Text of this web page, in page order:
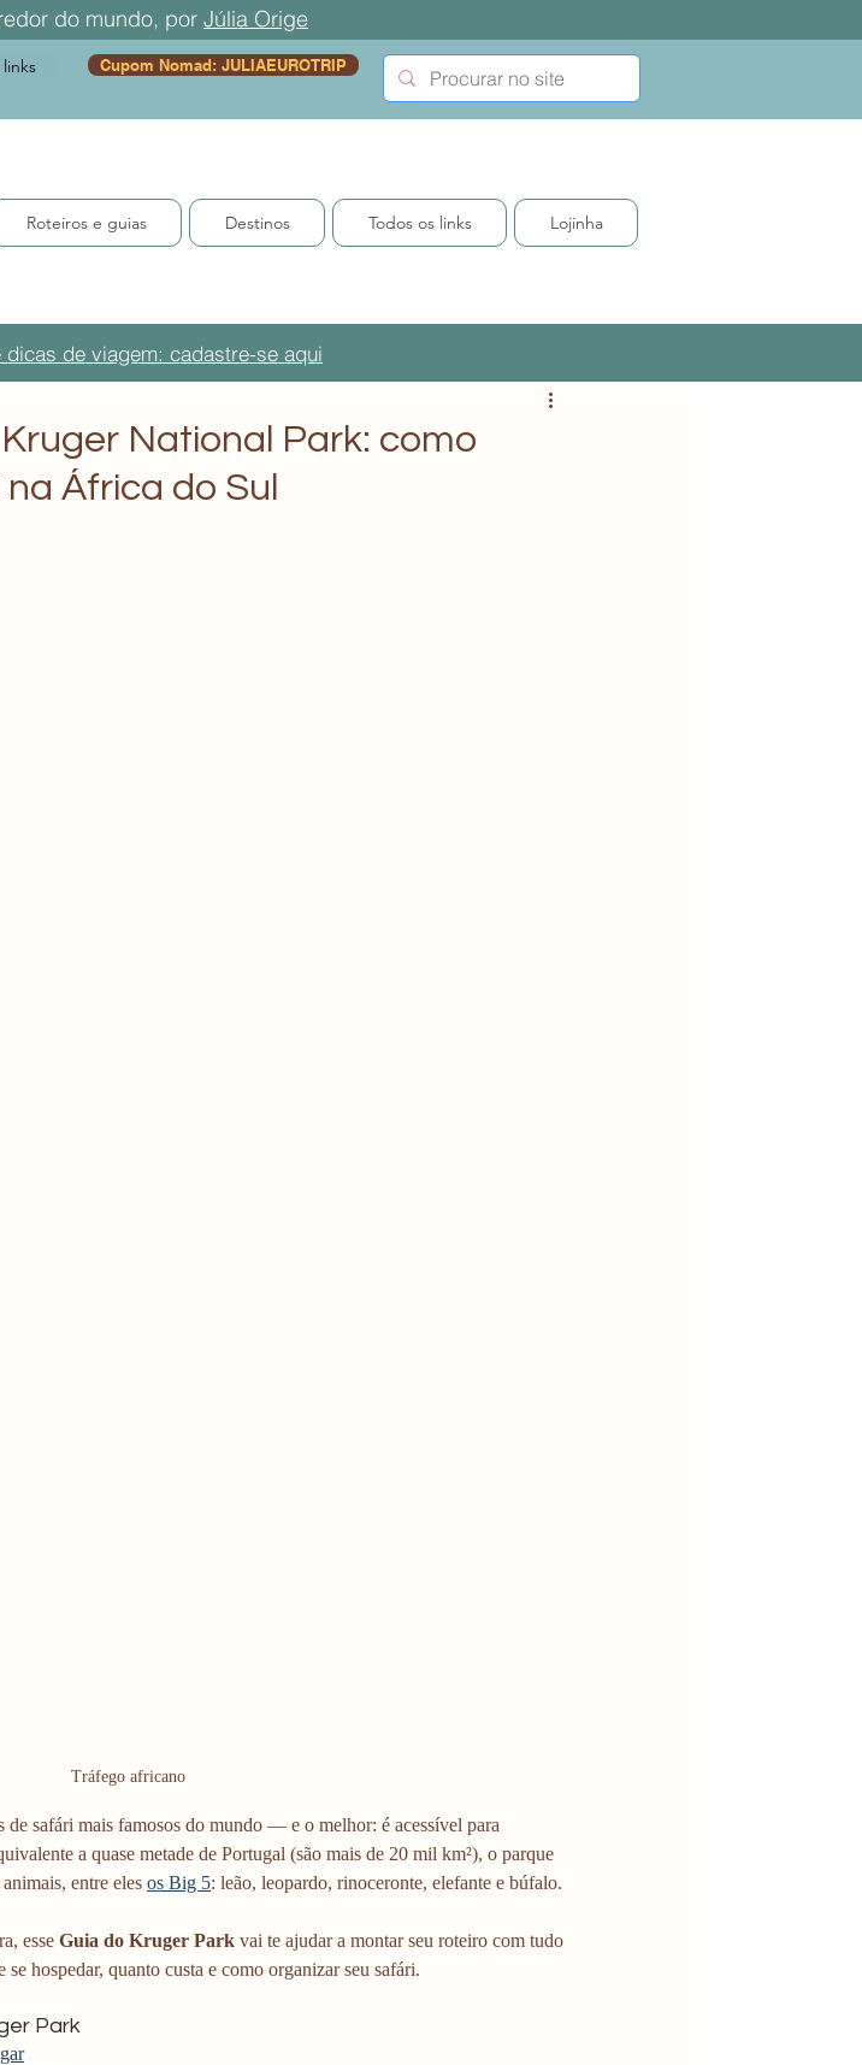
do mundo, por Júlia Orige
Cupom Nomad: JULIAEUROTRIP
Roteiros e guias Destinos Todos os links Lojinha
de viagem: cadastre-se aqui
National Park: como
África do Sul
Tráfego africano
safári mais famosos do mundo — e o melhor: é acessível para
a quase metade de Portugal (são mais de 20 mil km²), o parque
entre eles os Big 5: leão, leopardo, rinoceronte, elefante e búfalo.
esse Guia do Kruger Park vai te ajudar a montar seu roteiro com tudo
hospedar, quanto custa e como organizar seu safári.
Park